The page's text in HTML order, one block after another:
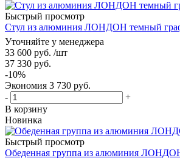
Быстрый просмотр
Стул из алюминия ЛОНДОН темный
Уточняйте у менеджера
33 600 руб. /шт
37 330 руб.
-10%
Экономия 3 730 руб.
-
+
В корзину
Новинка
Быстрый просмотр
Обеденная группа из алюминия